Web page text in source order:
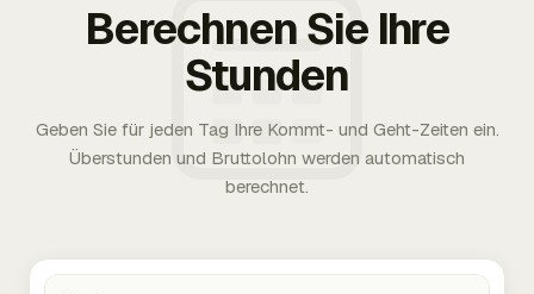
Berechnen Sie Ihre
Stunden
Geben Sie für jeden Tag Ihre Kommt- und Geht-Zeiten ein.
Überstunden und Bruttolohn werden automatisch
berechnet.